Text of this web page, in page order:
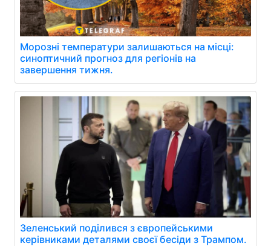
Морозні температури залишаються на місці:
синоптичний прогноз для регіонів на
завершення тижня.
Зеленський поділився з європейськими
керівниками деталями своєї бесіди з Трампом.